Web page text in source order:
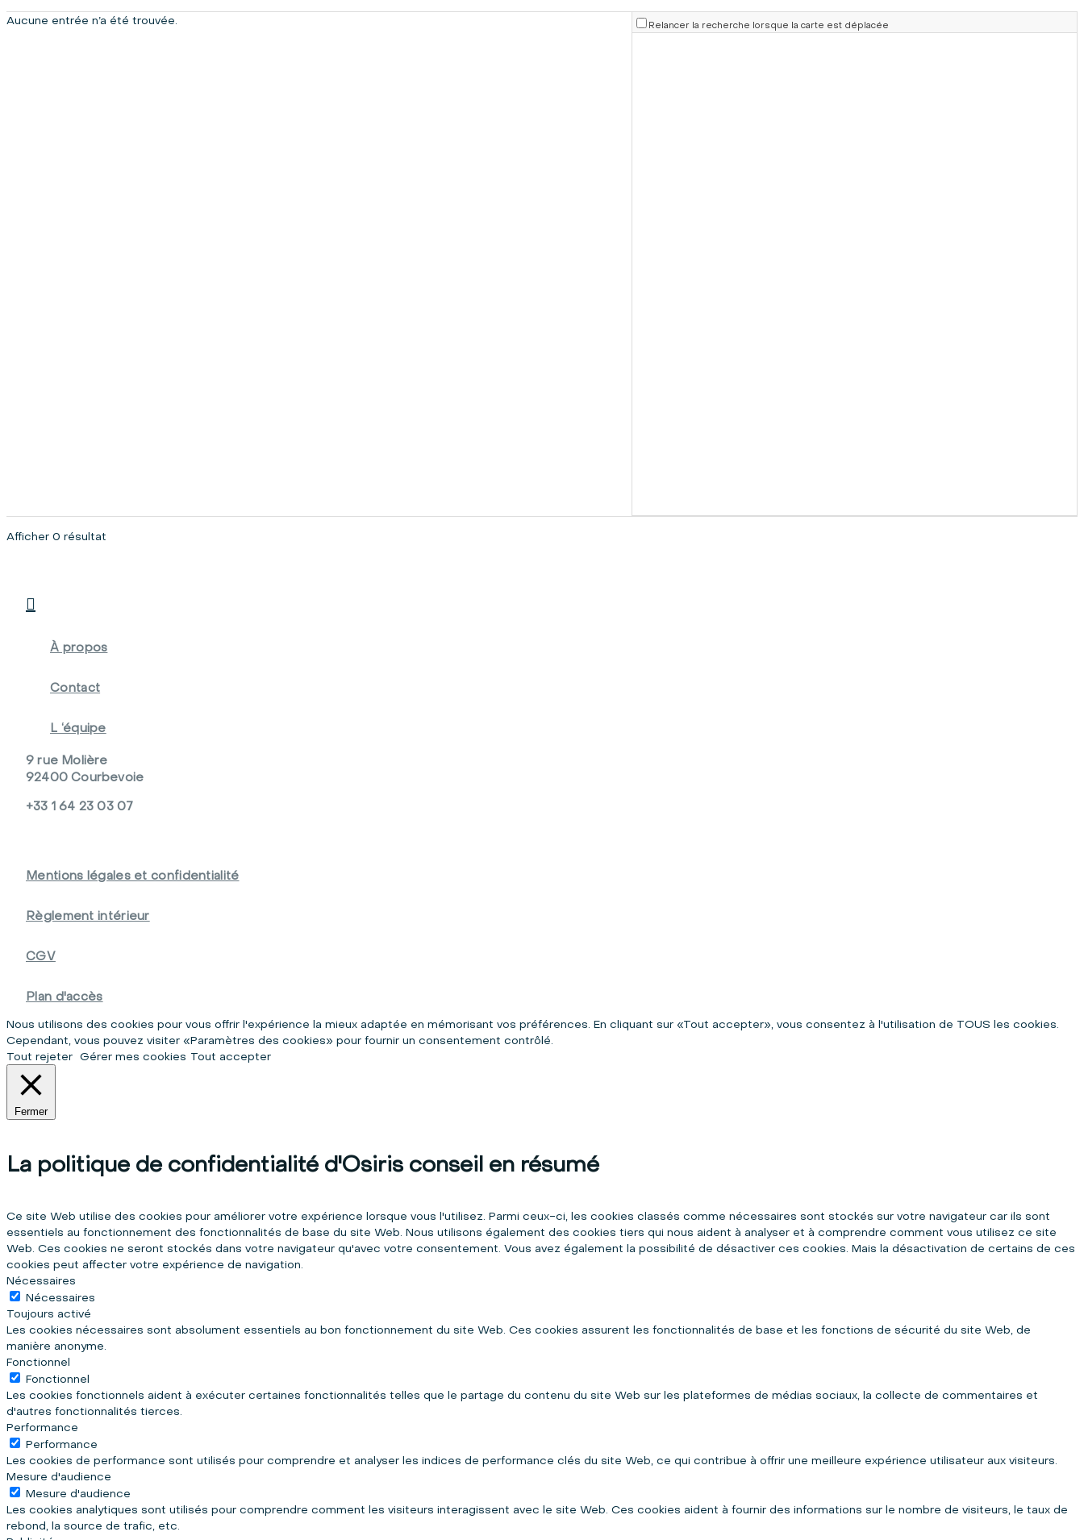
Aucune entrée n’a été trouvée. Relancer la recherche lorsque la carte est déplacée
Afficher 0 résultat

À propos
Contact
L ‘équipe
9 rue Molière
92400 Courbevoie
+33 1 64 23 03 07
Mentions légales et confidentialité
Règlement intérieur
CGV
Plan d'accès
Nous utilisons des cookies pour vous offrir l'expérience la mieux adaptée en mémorisant vos préférences. En cliquant sur «Tout accepter», vous consentez à l'utilisation de TOUS les cookies.
Cependant, vous pouvez visiter «Paramètres des cookies» pour fournir un consentement contrôlé.
Tout rejeter Gérer mes cookies Tout accepter
Fermer
La politique de confidentialité d'Osiris conseil en résumé
Ce site Web utilise des cookies pour améliorer votre expérience lorsque vous l'utilisez. Parmi ceux-ci, les cookies classés comme nécessaires sont stockés sur votre navigateur car ils sont
essentiels au fonctionnement des fonctionnalités de base du site Web. Nous utilisons également des cookies tiers qui nous aident à analyser et à comprendre comment vous utilisez ce site
Web. Ces cookies ne seront stockés dans votre navigateur qu'avec votre consentement. Vous avez également la possibilité de désactiver ces cookies. Mais la désactivation de certains de ces
cookies peut affecter votre expérience de navigation.
Nécessaires
Nécessaires
Toujours activé
Les cookies nécessaires sont absolument essentiels au bon fonctionnement du site Web. Ces cookies assurent les fonctionnalités de base et les fonctions de sécurité du site Web, de
manière anonyme.
Fonctionnel
Fonctionnel
Les cookies fonctionnels aident à exécuter certaines fonctionnalités telles que le partage du contenu du site Web sur les plateformes de médias sociaux, la collecte de commentaires et
d'autres fonctionnalités tierces.
Performance
Performance
Les cookies de performance sont utilisés pour comprendre et analyser les indices de performance clés du site Web, ce qui contribue à offrir une meilleure expérience utilisateur aux visiteurs.
Mesure d'audience
Mesure d'audience
Les cookies analytiques sont utilisés pour comprendre comment les visiteurs interagissent avec le site Web. Ces cookies aident à fournir des informations sur le nombre de visiteurs, le taux de
rebond, la source de trafic, etc.